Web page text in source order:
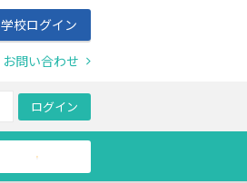
学校ログイン
お問い合わせ
ログイン
帰国生